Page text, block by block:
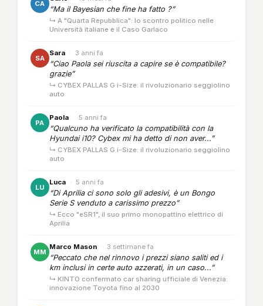
CA
“Ma il Bayesian che fine ha fatto ?”
↳ A "Quarta Repubblica": lo scontro politico nelle
Università italiane e il Caso Garlaco
SA
Sara · 3 anni fa
“Ciao Paola sei riuscita a capire se è compatibile?
grazie”
↳ CYBEX PALLAS G i-Size: il rivoluzionario seggiolino
auto
PA
Paola · 5 anni fa
“Qualcuno ha verificato la compatibilità con la
Hyundai i10? Cybex mi ha detto di non aver...”
↳ CYBEX PALLAS G i-Size: il rivoluzionario seggiolino
auto
LU
Luca · 5 anni fa
“Di Aprilia ci sono solo gli adesivi, è un Bongo
Serie S venduto a carissimo prezzo”
↳ Ecco "eSR1", il suo primo monopattino elettrico di
Aprilia
MM
Marco Mason · 3 settimane fa
“Peccato che nel rinnovo i prezzi siano saliti ed i
km inclusi in certe auto azzerati, in un caso...”
↳ KINTO confermato car sharing ufficiale di Venezia:
innovazione Toyota fino al 2030